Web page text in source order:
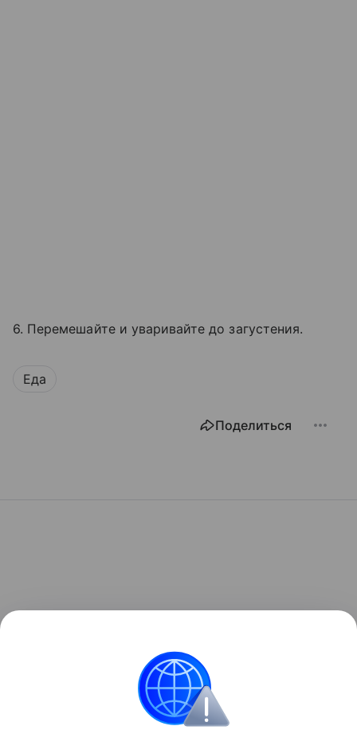
6. Перемешайте и уваривайте до загустения.
Еда
Поделиться